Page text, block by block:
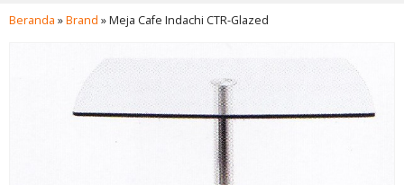
Beranda »Brand »Meja Cafe Indachi CTR-Glazed